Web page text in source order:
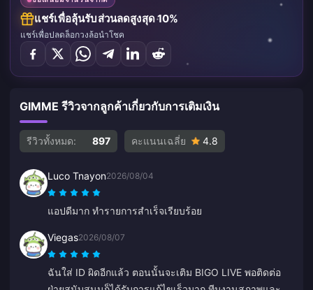
แชร์เพื่อลุ้นรับส่วนลดสูงสุด 10%
แชร์เพื่อปลดล็อกวงล้อนำโชค
GIMME รีวิวจากลูกค้าเกี่ยวกับการเติมเงิน
รีวิวทั้งหมด: 897 คะแนนเฉลี่ย 4.8
Luco Tnayon2026/08/04
แอปดีมาก ทำรายการสำเร็จเรียบร้อย
Viegas2026/08/07
ฉันใส่ ID ผิดอีกแล้ว ตอนนั้นจะเติม BIGO LIVE พอติดต่อ